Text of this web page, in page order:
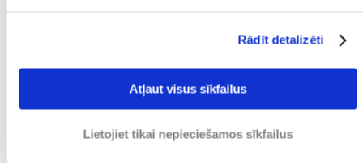
Rādīt detalizēti
Atļaut visus sīkfailus
Lietojiet tikai nepieciešamos sīkfailus